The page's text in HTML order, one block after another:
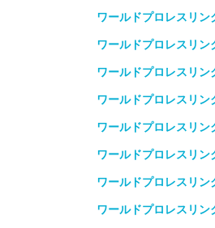
ワールドプロレスリ
ワールドプロレスリン
ワールドプロレスリ
ワールドプロレスリ
ワールドプロレスリ
ワールドプロレスリ
ワールドプロレスリ
ワールドプロレスリ